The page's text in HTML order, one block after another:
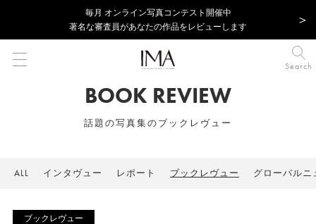
毎⽉ オンライン写真コンテスト開催中
著名な審査員があなたの作品をレビューします
Search
BOOK REVIEW
話題の写真集のブックレヴュー
ALL インタヴュー レポート ブックレヴュー グローバルニ
ブックレヴュー